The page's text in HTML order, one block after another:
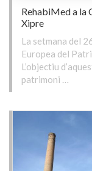
RehabiMed a la
Xipre
La setmana del
Europea del
L’objectiu
patrimoni …